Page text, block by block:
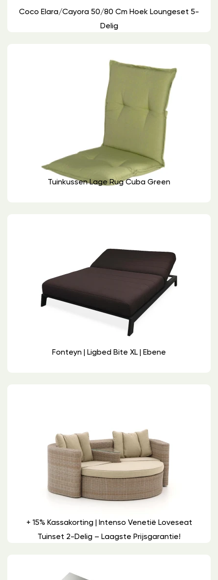
Coco Elara/Cayora 50/80 Cm Hoek Loungeset 5-
Delig
Tuinkussen Lage Rug Cuba Green
Fonteyn | Ligbed Bite XL | Ebene
+ 15% Kassakorting | Intenso Venetië Loveseat
Tuinset 2-Delig – Laagste Prijsgarantie!